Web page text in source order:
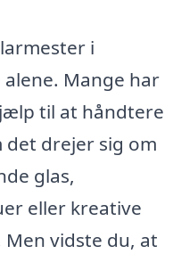
i
Mange har
til at håndtere
det drejer sig om
glas,
eller kreative
vidste du, at